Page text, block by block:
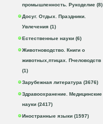
промышленность. Рукоделие (8)
Досуг. Отдых. Праздники.
Увлечения (1)
Естественные науки (6)
Животноводство. Книги о
животных,птицах. Пчеловодств
(1)
Зарубежная литература (3676)
Здравоохранение. Медицинские
науки (2417)
Иностранные языки (1597)